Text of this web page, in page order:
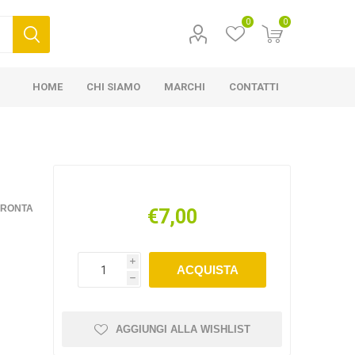
0 0
HOME CHI SIAMO MARCHI CONTATTI
€7,00
i
h
ACQUISTA
AGGIUNGI ALLA WISHLIST